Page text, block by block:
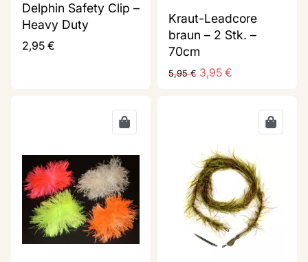
Delphin Safety Clip –
Heavy Duty
2,95 €
Kraut-Leadcore
braun – 2 Stk. –
70cm
5,95€ 3,95 €